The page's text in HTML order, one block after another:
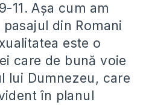
11. Așa cum am
din Romani
este o
care de bună voie
lui Dumnezeu, care
în planul